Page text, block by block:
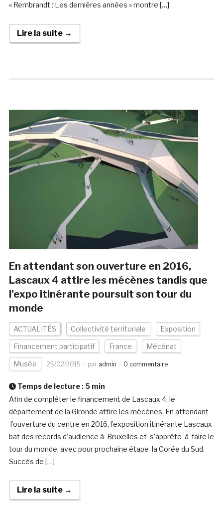
« Rembrandt : Les dernières années » montre […]
Lire la suite →
En attendant son ouverture en 2016,
Lascaux 4 attire les mécènes tandis que
l’expo itinérante poursuit son tour du
monde
ACTUALITÉS Collectivité territoriale Exposition
Financement participatif France Mécénat
Musée 25/02/2015 par admin 0 commentaire
Temps de lecture : 5 min
Afin de compléter le financement de Lascaux 4, le
département de la Gironde attire les mécènes. En attendant
l’ouverture du centre en 2016, l’exposition itinérante Lascaux
bat des records d’audience à Bruxelles et s’apprête à faire le
tour du monde, avec pour prochaine étape la Corée du Sud.
Succès de […]
Lire la suite →